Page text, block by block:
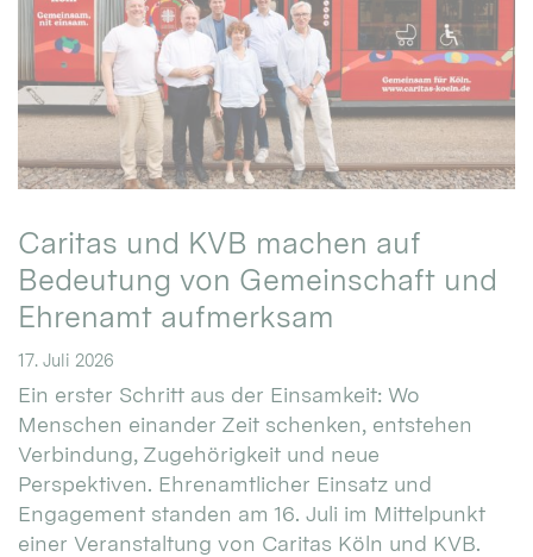
Caritas und KVB machen auf
Bedeutung von Gemeinschaft und
Ehrenamt aufmerksam
17. Juli 2026
Ein erster Schritt aus der Einsamkeit: Wo
Menschen einander Zeit schenken, entstehen
Verbindung, Zugehörigkeit und neue
Perspektiven. Ehrenamtlicher Einsatz und
Engagement standen am 16. Juli im Mittelpunkt
einer Veranstaltung von Caritas Köln und KVB.